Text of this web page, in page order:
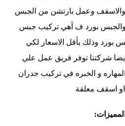
والاسقف وعمل بارتشن من الجبس
والجبس بورد ف آهي تركيب جبس
بورد وذلك بأقل الاسعار لكي
شركتنا توفر فريق عمل علي
و الخبره في تركيب جدران
اسقف معلقة
المميزات: